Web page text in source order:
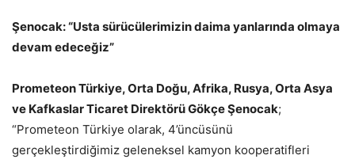
Şenocak: “Usta sürücülerimizin daima yanlarında olmaya
devam edeceğiz”
Prometeon Türkiye, Orta Doğu, Afrika, Rusya, Orta Asya
ve Kafkaslar Ticaret DirektörüGökçe Şenocak;
“Prometeon Türkiye olarak, 4’üncüsünü
gerçekleştirdiğimiz geleneksel kamyon kooperatifleri